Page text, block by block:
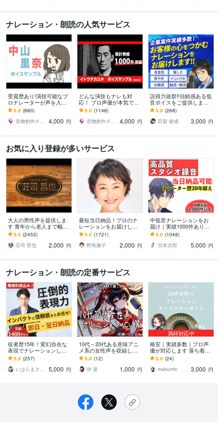
ナレーション・朗読の人気サービス
受賞歴あり!演技可能なプ
ロナレーターが声を入れ
ます おばあちゃんから子
供まで演技できる！ナレ
もCM受賞歴あり！
5.0 (680)
音物創作チーム「UMEX」
4,000 円
どんな演技もナレも対
応！ プロ声優が本気で演
じます イケボからおじい
ちゃんまで何役も対応！
安定したナレも最良！
5.0 (1148)
音物創作チーム「UMEX」
4,000 円
説得力抜群‼信頼感ある低
音ボイスをご提供します
【実績400件超】企業VP
等に最適な落ち着いたナ
レーション
5.0 (268)
田賀 俊成
3,000 円
お気に入り登録が多いサービス
大人の男性声を提供しま
す 青年から老人まで幅広
いニーズにお応えします
5.0 (2453)
荘司 哲也
2,000 円
最短当日納品！プロのナ
レーションをお届けしま
す 長文大歓迎！PR動画、
店舗案内アナウンス、音
声ガイダンスなど
5.0 (1721)
野島雅子
2,000 円
中低音ナレーションをお
届け｜実績1000件ありま
す 【無料修正１回】【50
0字まで5,000円】【即日
納品可能】
5.0 (1048)
宮本次郎
5,000 円
ナレーション・朗読の定番サービス
役者歴15年！変幻自在な
表現でナレーションしま
す 多数の大手企業を担当
する信頼感とインパクト
5.0 (257)
いはらまさたか
5,000 円
10代～20代ある意味アニ
メ系の女性声を収録しま
す 20代までの女性の声で
ナレーション・CV等収録
いたします。
5.0 (12)
伊 菜
1,000 円
満枠対応中
格安｜実績多数｜プロ声
優が対応します 落ち着き
のある癒しボイスでナレ
ーション・キャラボイス
5.0 (24)
makumin まくみん 3,000 円